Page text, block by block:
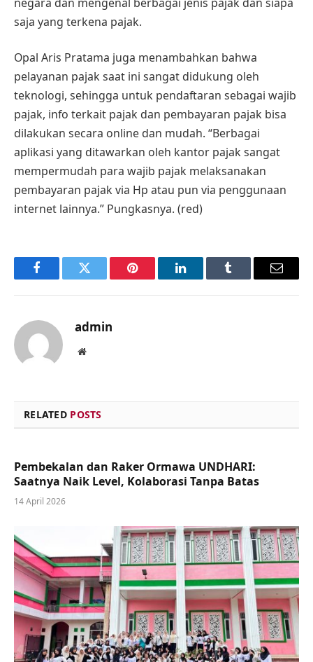
saja yang terkena pajak.
Opal Aris Pratama juga menambahkan bahwa
pelayanan pajak saat ini sangat didukung oleh
teknologi, sehingga untuk pendaftaran sebagai wajib
pajak, info terkait pajak dan pembayaran pajak bisa
dilakukan secara online dan mudah. “Berbagai
aplikasi yang ditawarkan oleh kantor pajak sangat
mempermudah para wajib pajak melaksanakan
pembayaran pajak via Hp atau pun via penggunaan
internet lainnya.” Pungkasnya. (red)
FacebookTwitter Pinterest LinkedInTumblr Email
admin
Website
RELATED POSTS
Pembekalan dan Raker Ormawa UNDHARI:
Saatnya Naik Level, Kolaborasi Tanpa Batas
14 April 2026